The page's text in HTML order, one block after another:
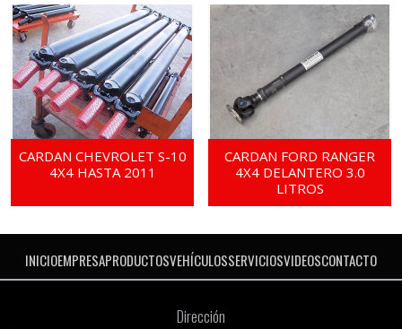
CARDAN CHEVROLET S-10
4X4 HASTA 2011
CARDAN FORD RANGER
4X4 DELANTERO 3.0
LITROS
INICIOEMPRESAPRODUCTOSVEHÍCULOSSERVICIOSVIDEOSCONTACTO
Dirección